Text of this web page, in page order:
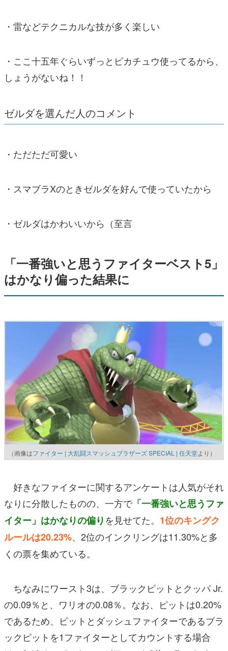
・雷などテクニカルな技が多く楽しい
・ここ十五年ぐらいずっとピカチュウ使ってるから、
しょうがないね！！
ゼルダを選んだ人のコメント
・ただただ可愛い
・スマブラXのときゼルダを好んで使っていたから
・ゼルダはかわいいから（至言
「一番強いと思うファイターベスト5」
はかなり偏った結果に
（画像はファイター | 大乱闘スマッシュブラザーズ SPECIAL | 任天堂より）
好きなファイターに関するアンケートは人気がそれ
なりに分散したものの、一方で「一番強いと思うファ
イター」はかなりの偏りを見せてた。 1位のキングク
ルールは20.23%、2位のインクリングは11.30%と多
くの票を集めている。
ちなみにワースト3は、ブラックピットとクッパ Jr.
の0.09％と、ワリオの0.08％。なお、ピットは0.20%
であるため、ピットとダッシュファイターであるブラ
ックピットを1ファイターとしてカウントする場合